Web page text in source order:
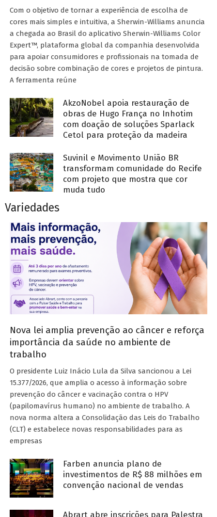
Com o objetivo de tornar a experiência de escolha de
cores mais simples e intuitiva, a Sherwin-Williams anuncia
a chegada ao Brasil do aplicativo Sherwin-Williams Color
Expert™, plataforma global da companhia desenvolvida
para apoiar consumidores e profissionais na tomada de
decisão sobre combinação de cores e projetos de pintura.
A ferramenta reúne
AkzoNobel apoia restauração de
obras de Hugo França no Inhotim
com doação de soluções Sparlack
Cetol para proteção da madeira
Suvinil e Movimento União BR
transformam comunidade do Recife
com projeto que mostra que cor
muda tudo
Variedades
Nova lei amplia prevenção ao câncer e reforça
importância da saúde no ambiente de
trabalho
O presidente Luiz Inácio Lula da Silva sancionou a Lei
15.377/2026, que amplia o acesso à informação sobre
prevenção do câncer e vacinação contra o HPV
(papilomavírus humano) no ambiente de trabalho. A
nova norma altera a Consolidação das Leis do Trabalho
(CLT) e estabelece novas responsabilidades para as
empresas
Farben anuncia plano de
investimentos de R$ 88 milhões em
convenção nacional de vendas